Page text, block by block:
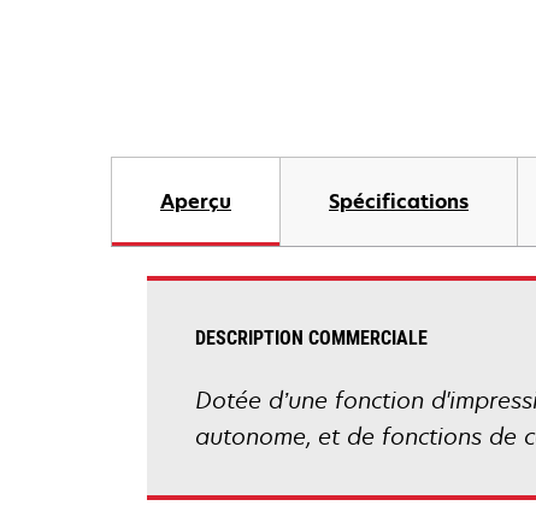
Aperçu Spécifications
DESCRIPTION COMMERCIALE
Dotée d’une fonction
autonome, et de fonctions de